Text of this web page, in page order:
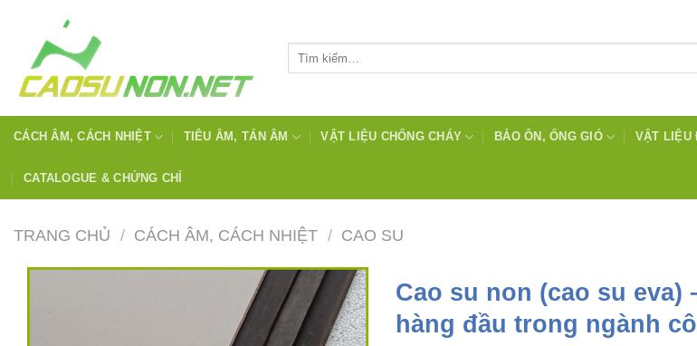
dung
CÁCH ÂM, CÁCH NHIỆT TIÊU ÂM, TÁN ÂM VẬT LIỆU CHỐNG CHÁY BẢO ÔN, ỐNG GIÓ VẬT LIỆU
CATALOGUE & CHỨNG CHỈ
TRANG CHỦ / CÁCH ÂM, CÁCH NHIỆT / CAO SU
Cao su non (cao su eva)
hàng đầu trong ngành